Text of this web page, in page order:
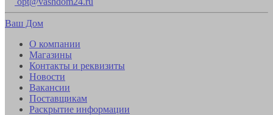
Ваш Дом
О компании
Магазины
Контакты и реквизиты
Новости
Вакансии
Поставщикам
Раскрытие информации